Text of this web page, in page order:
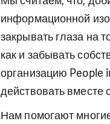
информационной
закрывать глаза на
как и забывать
организацию People
действовать вместе
Нам помогают